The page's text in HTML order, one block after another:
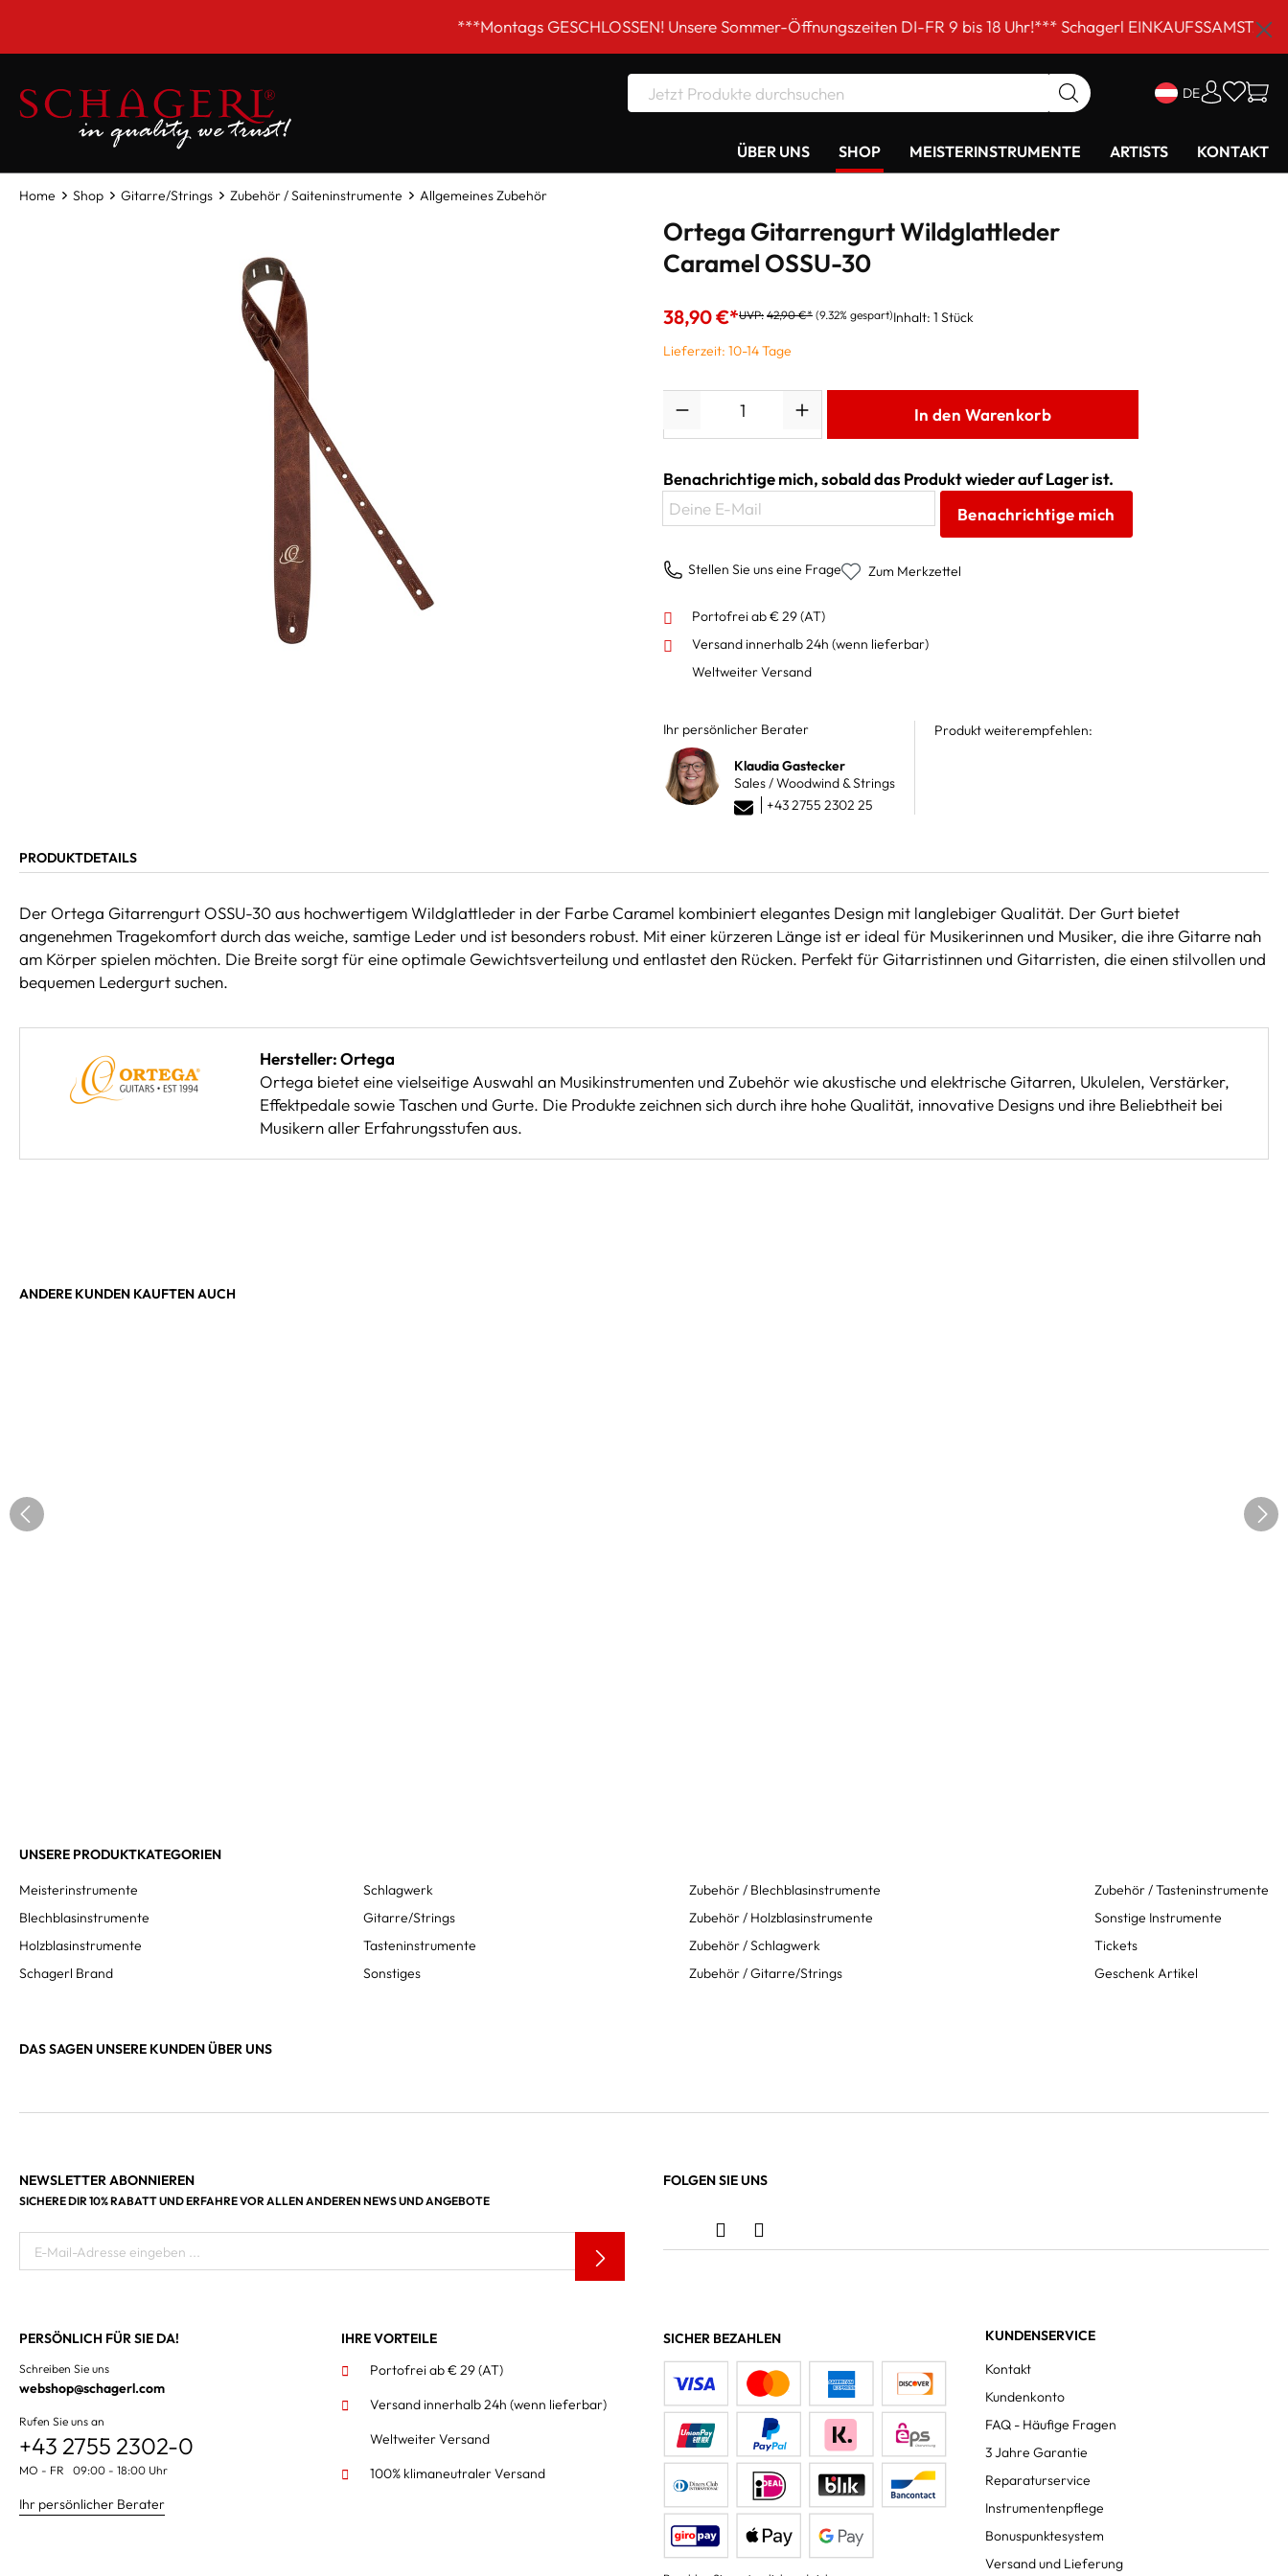
***Montags GESCHLOSSEN! Unsere Sommer-Öffnungszeiten DI-FR 9 bis 18 Uhr!*** Schagerl EINKAUFSSAMSTAG am 5.
DE
ÜBER UNS SHOP MEISTERINSTRUMENTE ARTISTS KONTAKT
Home Shop Gitarre/Strings Zubehör / Saiteninstrumente Allgemeines Zubehör
Ortega Gitarrengurt Wildglattleder
Caramel OSSU-30
38,90 €*UVP: 42,90 €* (9.32% gespart)Inhalt: 1 Stück
Lieferzeit: 10-14 Tage
In den Warenkorb
Benachrichtige mich, sobald das Produkt wieder auf Lager ist.
Deine E-Mail
Benachrichtige mich
Stellen Sie uns eine Frage Zum Merkzettel
Portofrei ab € 29 (AT)
Versand innerhalb 24h (wenn lieferbar)
Weltweiter Versand
Ihr persönlicher Berater
Klaudia Gastecker
Sales / Woodwind & Strings
+43 2755 2302 25
Produkt weiterempfehlen:
PRODUKTDETAILS
Der Ortega Gitarrengurt OSSU-30 aus hochwertigem Wildglattleder in der Farbe Caramel kombiniert elegantes Design mit langlebiger Qualität. Der Gurt bietet
angenehmen Tragekomfort durch das weiche, samtige Leder und ist besonders robust. Mit einer kürzeren Länge ist er ideal für Musikerinnen und Musiker, die ihre Gitarre nah
am Körper spielen möchten. Die Breite sorgt für eine optimale Gewichtsverteilung und entlastet den Rücken. Perfekt für Gitarristinnen und Gitarristen, die einen stilvollen und
bequemen Ledergurt suchen.
Hersteller: Ortega
Ortega bietet eine vielseitige Auswahl an Musikinstrumenten und Zubehör wie akustische und elektrische Gitarren, Ukulelen, Verstärker,
Effektpedale sowie Taschen und Gurte. Die Produkte zeichnen sich durch ihre hohe Qualität, innovative Designs und ihre Beliebtheit bei
Musikern aller Erfahrungsstufen aus.
ANDERE KUNDEN KAUFTEN AUCH
UNSERE PRODUKTKATEGORIEN
Meisterinstrumente
Blechblasinstrumente
Holzblasinstrumente
Schagerl Brand
Schlagwerk
Gitarre/Strings
Tasteninstrumente
Sonstiges
Zubehör / Blechblasinstrumente
Zubehör / Holzblasinstrumente
Zubehör / Schlagwerk
Zubehör / Gitarre/Strings
Zubehör / Tasteninstrumente
Sonstige Instrumente
Tickets
Geschenk Artikel
DAS SAGEN UNSERE KUNDEN ÜBER UNS
NEWSLETTER ABONNIEREN
SICHERE DIR 10% RABATT UND ERFAHRE VOR ALLEN ANDEREN NEWS UND ANGEBOTE
E-Mail-Adresse eingeben ...
FOLGEN SIE UNS
PERSÖNLICH FÜR SIE DA!
Schreiben Sie uns
webshop@schagerl.com
Rufen Sie uns an
+43 2755 2302-0
MO - FR 09:00 - 18:00 Uhr
Ihr persönlicher Berater
IHRE VORTEILE
Portofrei ab € 29 (AT)
Versand innerhalb 24h (wenn lieferbar)
Weltweiter Versand
100% klimaneutraler Versand
SICHER BEZAHLEN
KUNDENSERVICE
Kontakt
Kundenkonto
FAQ - Häufige Fragen
3 Jahre Garantie
Reparaturservice
Instrumentenpflege
Bonuspunktesystem
Versand und Lieferung